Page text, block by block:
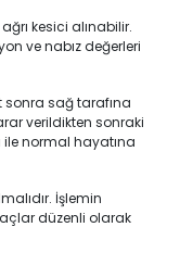
kesici alınabilir.
ve nabız değerleri
sağ tarafına
verildikten sonraki
normal hayatına
İşlemin
düzenli olarak